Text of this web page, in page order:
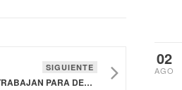
SIGUIENTE
OPS Y EL SALVADOR TRABAJAN PARA DERROTAR LA MENINGITIS AL 2030
02
AGO